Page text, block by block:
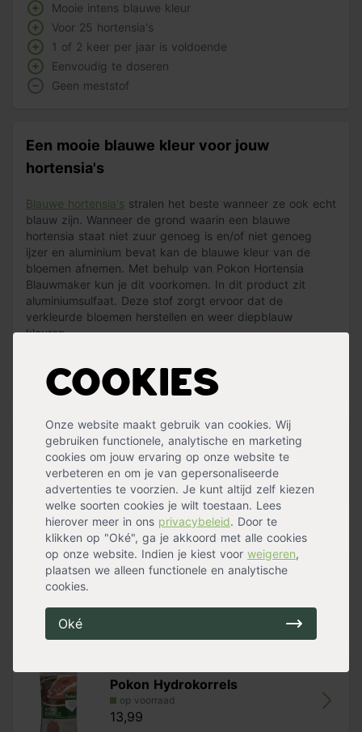
Cookies
Onze website maakt gebruik van cookies. Wij
gebruiken functionele, analytische en marketing
cookies om jouw ervaring op onze website te
verbeteren en om je van gepersonaliseerde
advertenties te voorzien. Je kunt altijd zelf kiezen
welke soorten cookies je wilt toestaan. Lees
hierover meer in ons privacybeleid. Door te
klikken op "Oké", ga je akkoord met alle cookies
op onze website. Indien je kiest voor weigeren,
plaatsen we alleen functionele en analytische
cookies.
Oké
Mooie intens blauwe kleur
Voor 25 hortensia's
1 of 2 keer per jaar is voldoende
Eenvoudig te doseren
Geen meststof
Een mooie blauwe kleur voor jouw
hortensia's
Blauwe hortensia's stralen het beste wanneer ze ook echt
blauw zijn. Wanneer de grond waarin een blauwe
hortensia staat niet zuur genoeg is en/of niet genoeg
ijzer en aluminium bevat kan de blauwe kleur van de
bloemen afnemen. Met behulp van Pokon Hortensia
Blauwmaker kun je dit voorkomen. In dit product zit
aluminiumsulfaat. Deze stof zorgt ervoor dat de
verkleurde bloemen herstellen en weer diepblauw
kleuren.
Lees meer »
Blauwmaker
Behandel blauwe hortensia’s voor het beste resultaat
tweemaal per jaar. Voer de behandeling in het najaar
(september/oktober) en voor de bloei in het voorjaar
(maart/april) uit. Door de behandeling in de avond uit te
voeren voorkom je dat de hortensia’s na de behandeling
in fel zonlicht komen te staan.
De beste manier is om de korrels op te lossen in water.
Voeg 20 gram korrels toe aan 2 liter water. Het is ook
mogelijk om de korrels rondom de plant te strooien.
Gebruik in dit geval 15 tot 20 gram aan korrels,
In de verpakking vind je een maatschepje. Eén
Draag wanneer je jouw hortensia’s behandelt met dit
product beschermende handschoenen, beschermende
kleding, oogbescherming en gelaatsbescherming. Dit
product kan ernstig oogletsel veroorzaken.
Specificaties
Inhoud
500 gr
Geschikt voor
Hortensia
Handig voor erbij
Pokon Hortensia Potgrond Bio
Pokon Hydrokorrels
op voorraad
13,99